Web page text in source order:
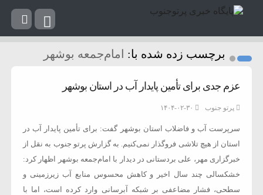
برچسب زده شده با: امام‌جمعه بوشهر
عزم جدی برای تأمین پایدار آب در استان بوشهر
پرتو جنوب ۱۴۰۴-۰۲-۳۰
سرپرست آب و فاضلاب استان بوشهر گفت: برای تأمین پایدار آب در
استان از هیچ تلاشی فروگذار نمی‌کنیم. به گزارش پرتو جنوب به نقل از
خبرگزاری مهر، علی بردستانی در دیدار با امام‌جمعه بوشهر اظهار کرد:
خشکسالی چند سال اخیر و کاهش محسوس منابع آب زیرزمینی و
سطحی، فشار مضاعفی بر شبکه آبرسانی وارد کرده است، اما با